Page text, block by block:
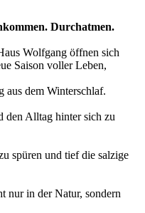
Durchatmen.
Wolfgang öffnen sich
Saison voller Leben,
aus dem Winterschlaf.
den Alltag hinter sich zu
spüren und tief die salzige
nur in der Natur, sondern